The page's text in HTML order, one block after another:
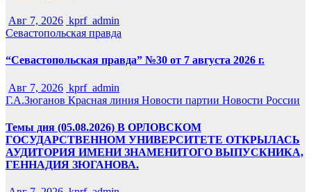
Авг 7, 2026 kprf_admin
Севастопольская правда
“Севастопольская правда” №30 от 7 августа 2026 г.
Авг 7, 2026 kprf_admin
Г.А.Зюганов Красная линия Новости партии Новости России
Темы дня (05.08.2026) В ОРЛОВСКОМ
ГОСУДАРСТВЕННОМ УНИВЕРСИТЕТЕ ОТКРЫЛАСЬ
АУДИТОРИЯ ИМЕНИ ЗНАМЕНИТОГО ВЫПУСКНИКА,
ГЕННАДИЯ ЗЮГАНОВА.